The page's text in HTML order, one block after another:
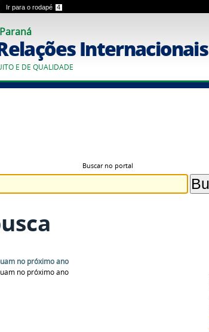
Ir para o rodapé 4
Internacionais
E DE QUALIDADE
Buscar no portal
no próximo ano
no próximo ano